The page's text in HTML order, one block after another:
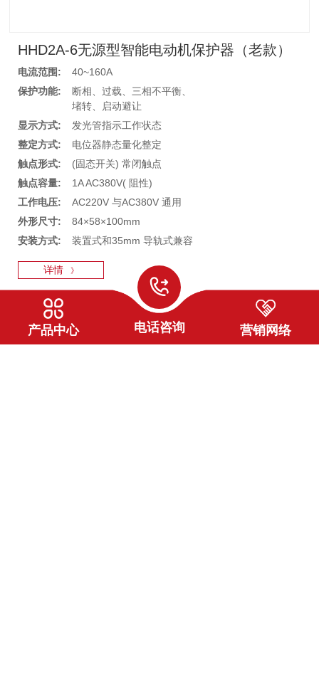
HHD2A-6无源型智能电动机保护器（老款）
电流范围:
40~160A
保护功能:
断相、过载、三相不平衡、
堵转、启动避让
显示方式:
发光管指示工作状态
整定方式:
电位器静态量化整定
触点形式:
(固态开关) 常闭触点
触点容量:
1A AC380V( 阻性)
工作电压:
AC220V 与AC380V 通用
外形尺寸:
84×58×100mm
安装方式:
装置式和35mm 导轨式兼容
详情 》
1/ 11 下一页
产品中心 电话咨询 营销网络